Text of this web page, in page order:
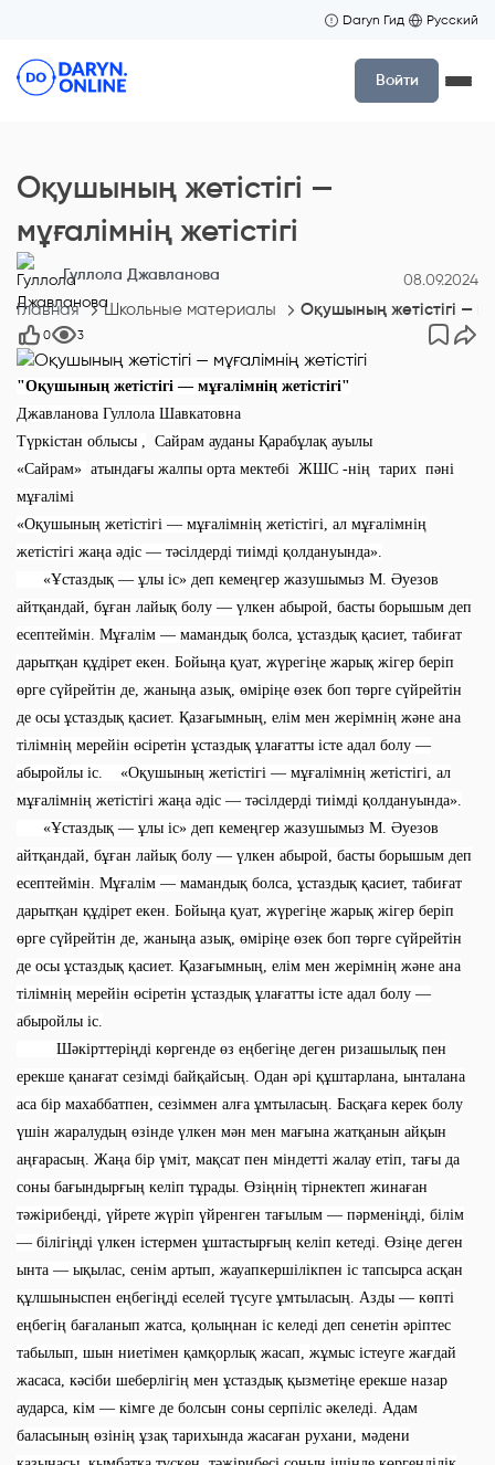
Daryn Гид Русский
Войти
Оқушының жетістігі —
мұғалімнің жетістігі
Гуллола Джавланова 08.09.2024
Главная Школьные материалы Оқушының жетістігі —
0 3
"Оқушының жетістігі — мұғалімнің жетістігі"
Джавланова Гуллола Шавкатовна
Түркістан облысы , Сайрам ауданы Қарабұлақ ауылы
«Сайрам» атындағы жалпы орта мектебі ЖШС -нің тарих пәні
мұғалімі
«Оқушының жетістігі — мұғалімнің жетістігі, ал мұғалімнің
жетістігі жаңа әдіс — тәсілдерді тиімді қолдануында».
«Ұстаздық — ұлы іс» деп кемеңгер жазушымыз М. Әуезов
айтқандай, бұған лайық болу — үлкен абырой, басты борышым деп
есептеймін. Мұғалім — мамандық болса, ұстаздық қасиет, табиғат
дарытқан құдірет екен. Бойыңа қуат, жүрегіңе жарық жігер беріп
өрге сүйрейтін де, жаныңа азық, өміріңе өзек боп төрге сүйрейтін
де осы ұстаздық қасиет. Қазағымның, елім мен жерімнің және ана
тілімнің мерейін өсіретін ұстаздық ұлағатты істе адал болу —
абыройлы іс. «Оқушының жетістігі — мұғалімнің жетістігі, ал
мұғалімнің жетістігі жаңа әдіс — тәсілдерді тиімді қолдануында».
«Ұстаздық — ұлы іс» деп кемеңгер жазушымыз М. Әуезов
айтқандай, бұған лайық болу — үлкен абырой, басты борышым деп
есептеймін. Мұғалім — мамандық болса, ұстаздық қасиет, табиғат
дарытқан құдірет екен. Бойыңа қуат, жүрегіңе жарық жігер беріп
өрге сүйрейтін де, жаныңа азық, өміріңе өзек боп төрге сүйрейтін
де осы ұстаздық қасиет. Қазағымның, елім мен жерімнің және ана
тілімнің мерейін өсіретін ұстаздық ұлағатты істе адал болу —
абыройлы іс.
Шәкірттеріңді көргенде өз еңбегіңе деген ризашылық пен
ерекше қанағат сезімді байқайсың. Одан әрі құштарлана, ынталана
аса бір махаббатпен, сезіммен алға ұмтыласың. Басқаға керек болу
үшін жаралудың өзінде үлкен мән мен мағына жатқанын айқын
аңғарасың. Жаңа бір үміт, мақсат пен міндетті жалау етіп, тағы да
соны бағындырғың келіп тұрады. Өзіңнің тірнектеп жинаған
тәжірибеңді, үйрете жүріп үйренген тағылым — пәрменіңді, білім
— білігіңді үлкен істермен ұштастырғың келіп кетеді. Өзіңе деген
ынта — ықылас, сенім артып, жауапкершілікпен іс тапсырса асқан
құлшыныспен еңбегіңді еселей түсуге ұмтыласың. Азды — көпті
еңбегің бағаланып жатса, қолыңнан іс келеді деп сенетін әріптес
табылып, шын ниетімен қамқорлық жасап, жұмыс істеуге жағдай
жасаса, кәсіби шеберлігің мен ұстаздық қызметіңе ерекше назар
аударса, кім — кімге де болсын соны серпіліс әкеледі. Адам
баласының өзінің ұзақ тарихында жасаған рухани, мәдени